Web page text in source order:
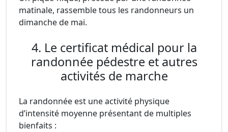
matinale, rassemble tous les randonneurs un
dimanche de mai.
4. Le certificat médical pour la
randonnée pédestre et autres
activités de marche
La randonnée est une activité physique
d’intensité moyenne présentant de multiples
bienfaits :